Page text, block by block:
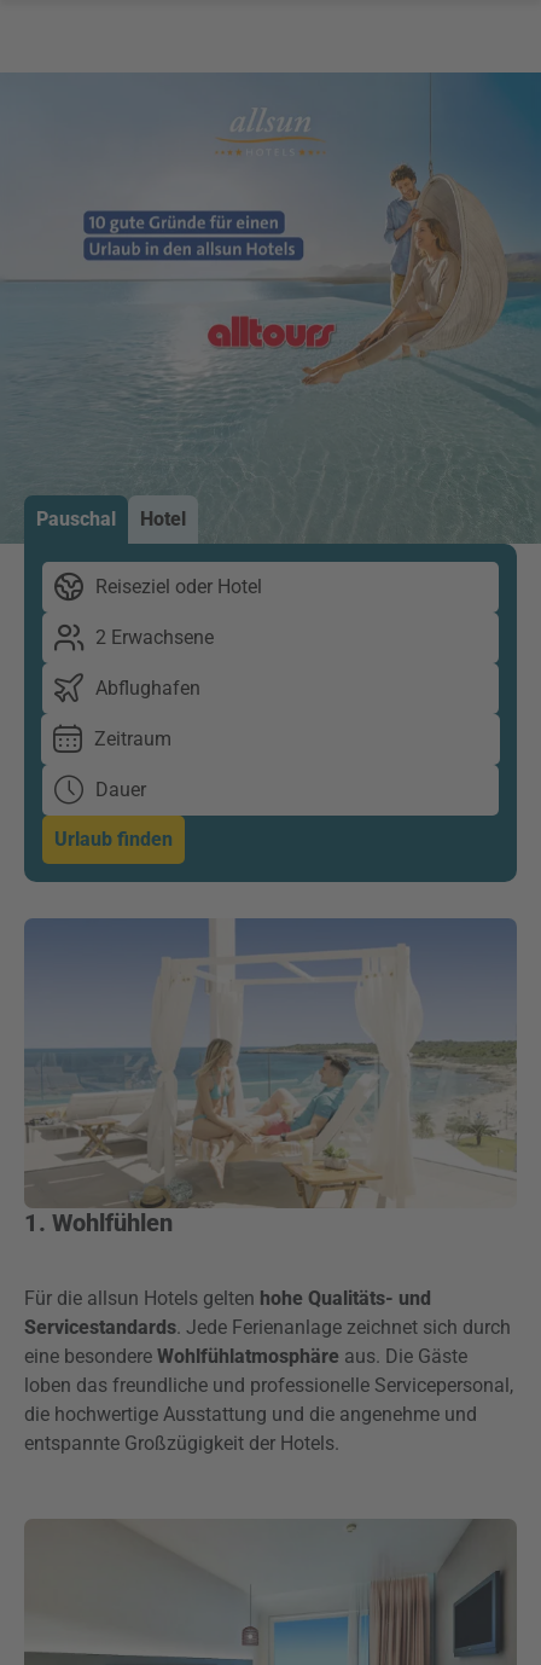
Pauschal Hotel
Reiseziel oder Hotel
2 Erwachsene
Abflughafen
Zeitraum
Dauer
Urlaub finden
1. Wohlfühlen
Für die allsun Hotels gelten hohe Qualitäts- und
Servicestandards. Jede Ferienanlage zeichnet sich durch
eine besondere Wohlfühlatmosphäre aus. Die Gäste
loben das freundliche und professionelle Servicepersonal,
die hochwertige Ausstattung und die angenehme und
entspannte Großzügigkeit der Hotels.